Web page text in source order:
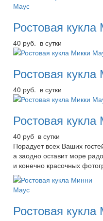
Ростовая
40 руб. в сутки
Ростовая
40 руб. в сутки
Ростовая
40 руб в сутки
Порадует всех Ваших
а заодно оставит море
и конечно красочных
Ростовая